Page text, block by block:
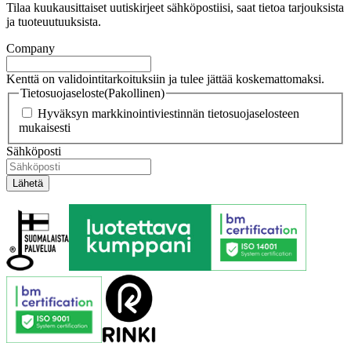
Tilaa kuukausittaiset uutiskirjeet sähköpostiisi, saat tietoa tarjouksista
ja tuoteuutuuksista.
Company
Kenttä on validointitarkoituksiin ja tulee jättää koskemattomaksi.
Tietosuojaseloste(Pakollinen)
Hyväksyn markkinointiviestinnän tietosuojaselosteen
mukaisesti
Sähköposti